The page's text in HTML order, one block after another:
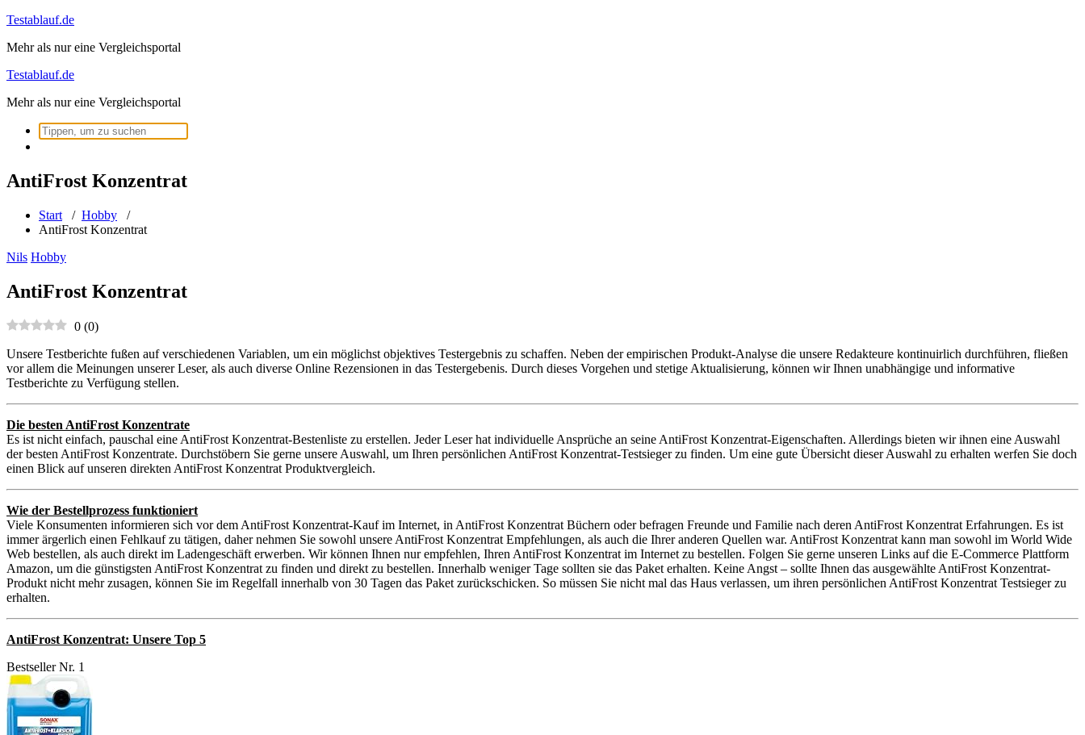
Zum
springen
Testablauf.de
Mehr als nur eine Vergleichsportal
Testablauf.de
Mehr als nur eine Vergleichsportal
Suchen
nach:
AntiFrost Konzentrat
Start / Hobby /
AntiFrost Konzentrat
Nils Hobby
AntiFrost Konzentrat
0 (0)
Unsere Testberichte fußen auf verschiedenen Variablen, um ein möglichst objektives Testergebnis zu schaffen. Neben der empirischen Produkt-Analyse die unsere Redakteure kontinuirlich durchführen, fließen
vor allem die Meinungen unserer Leser, als auch diverse Online Rezensionen in das Testergebenis. Durch dieses Vorgehen und stetige Aktualisierung, können wir Ihnen unabhängige und informative
Testberichte zu Verfügung stellen.
Die besten AntiFrost Konzentrate
Es ist nicht einfach, pauschal eine AntiFrost Konzentrat-Bestenliste zu erstellen. Jeder Leser hat individuelle Ansprüche an seine AntiFrost Konzentrat-Eigenschaften. Allerdings bieten wir ihnen eine Auswahl
der besten AntiFrost Konzentrate. Durchstöbern Sie gerne unsere Auswahl, um Ihren persönlichen AntiFrost Konzentrat-Testsieger zu finden. Um eine gute Übersicht dieser Auswahl zu erhalten werfen Sie doch
einen Blick auf unseren direkten AntiFrost Konzentrat Produktvergleich.
Wie der Bestellprozess funktioniert
Viele Konsumenten informieren sich vor dem AntiFrost Konzentrat-Kauf im Internet, in AntiFrost Konzentrat Büchern oder befragen Freunde und Familie nach deren AntiFrost Konzentrat Erfahrungen. Es ist
immer ärgerlich einen Fehlkauf zu tätigen, daher nehmen Sie sowohl unsere AntiFrost Konzentrat Empfehlungen, als auch die Ihrer anderen Quellen war. AntiFrost Konzentrat kann man sowohl im World Wide
Web bestellen, als auch direkt im Ladengeschäft erwerben. Wir können Ihnen nur empfehlen, Ihren AntiFrost Konzentrat im Internet zu bestellen. Folgen Sie gerne unseren Links auf die E-Commerce Plattform
Amazon, um die günstigsten AntiFrost Konzentrat zu finden und direkt zu bestellen. Innerhalb weniger Tage sollten sie das Paket erhalten. Keine Angst – sollte Ihnen das ausgewählte AntiFrost Konzentrat-
Produkt nicht mehr zusagen, können Sie im Regelfall innerhalb von 30 Tagen das Paket zurückschicken. So müssen Sie nicht mal das Haus verlassen, um ihren persönlichen AntiFrost Konzentrat Testsieger zu
erhalten.
AntiFrost Konzentrat: Unsere Top 5
Bestseller Nr. 1